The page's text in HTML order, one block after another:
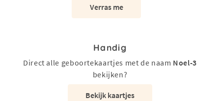
Verras me
Handig
Direct alle geboortekaartjes met de naam Noel-3
bekijken?
Bekijk kaartjes